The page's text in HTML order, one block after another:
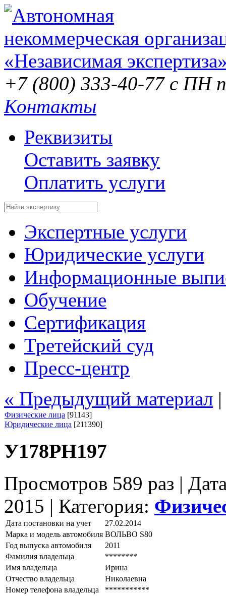
+7 (800) 333-40-77 с ПН
Контакты
Реквизиты
Оставить заявку
Оплатить услуги
Экспертные услуги
Юридические услуги
Информационные
Обучение
Сертификация
Третейский суд
Пресс-центр
« Предыдущий материал
Физические лица [91143]
Юридические лица [211390]
У178РН197
Просмотров 589 раз |
2015 | Категория:
Дата постановки на учет
27.02.2014
Марка и модель автомобиля ВОЛЬВО S80
Год выпуска автомобиля
2011
Фамилия владельца
********
Имя владельца
Ирина
Отчество владельца
Николаевна
Номер телефона владельца
***********